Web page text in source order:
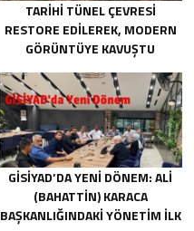
TARIHI TÜNEL ÇEVRESI
RESTORE EDILEREK, MODERN
GÖRÜNTÜYE KAVUŞTU
GİSİYAD’DA YENI DÖNEM: ALI
(BAHATTIN) KARACA
BAŞKANLIĞINDAKI YÖNETIM İLK